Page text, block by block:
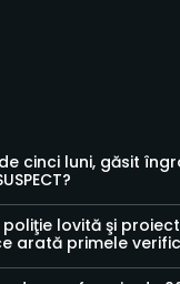
cinci luni, găsit
lovită şi
arată primele